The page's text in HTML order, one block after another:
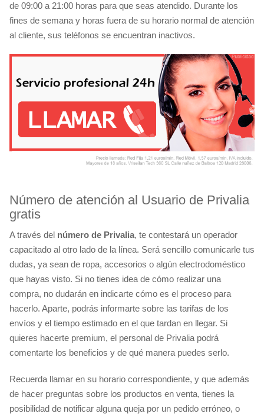
de 09:00 a 21:00 horas para que seas atendido. Durante los
fines de semana y horas fuera de su horario normal de atención
al cliente, sus teléfonos se encuentran inactivos.
Número de atención al Usuario de Privalia
gratis
A través del número de Privalia, te contestará un operador
capacitado al otro lado de la línea. Será sencillo comunicarle tus
dudas, ya sean de ropa, accesorios o algún electrodoméstico
que hayas visto. Si no tienes idea de cómo realizar una
compra, no dudarán en indicarte cómo es el proceso para
hacerlo. Aparte, podrás informarte sobre las tarifas de los
envíos y el tiempo estimado en el que tardan en llegar. Si
quieres hacerte premium, el personal de Privalia podrá
comentarte los beneficios y de qué manera puedes serlo.
Recuerda llamar en su horario correspondiente, y que además
de hacer preguntas sobre los productos en venta, tienes la
posibilidad de notificar alguna queja por un pedido erróneo, o